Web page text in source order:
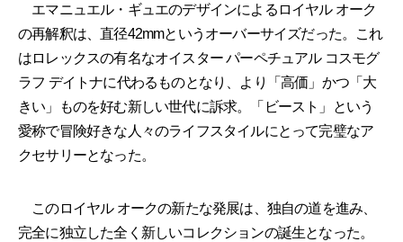
エマニュエル・ギュエのデザインによるロイヤル オーク
の再解釈は、直径42mmというオーバーサイズだった。これ
はロレックスの有名なオイスター パーペチュアル コスモグ
ラフ デイトナに代わるものとなり、より「高価」かつ「大
きい」ものを好む新しい世代に訴求。「ビースト」という
愛称で冒険好きな人々のライフスタイルにとって完璧なア
クセサリーとなった。
このロイヤル オークの新たな発展は、独自の道を進み、
完全に独立した全く新しいコレクションの誕生となった。